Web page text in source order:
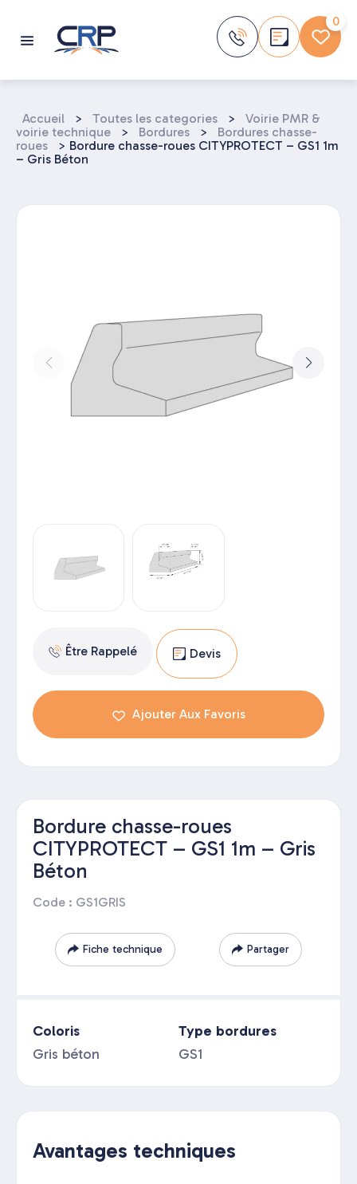
contenu
0
Accueil > Toutes les categories >
Voirie PMR &
voirie technique
> Bordures >
Bordures chasse-
roues
> Bordure chasse-roues CITYPROTECT – GS1 1m
– Gris Béton
Être Rappelé Devis
Ajouter Aux Favoris
Bordure chasse-roues
CITYPROTECT – GS1 1m – Gris
Béton
Code : GS1GRIS
Fiche technique Partager
Coloris
Gris béton
Type bordures
GS1
Avantages techniques